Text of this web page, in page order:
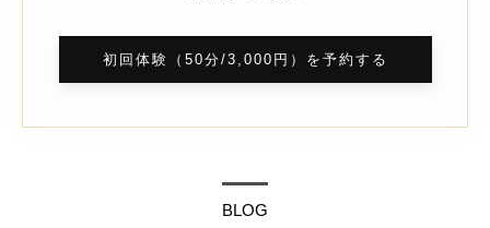
初回体験（50分/3,000円）を予約する
BLOG